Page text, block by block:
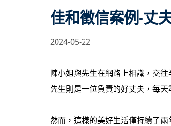
佳和徵信案例-丈
2024-05-22
陳小姐與先生在網路上相識，交
先生則是一位負責的好丈夫，每
然而，這樣的美好生活僅持續了兩